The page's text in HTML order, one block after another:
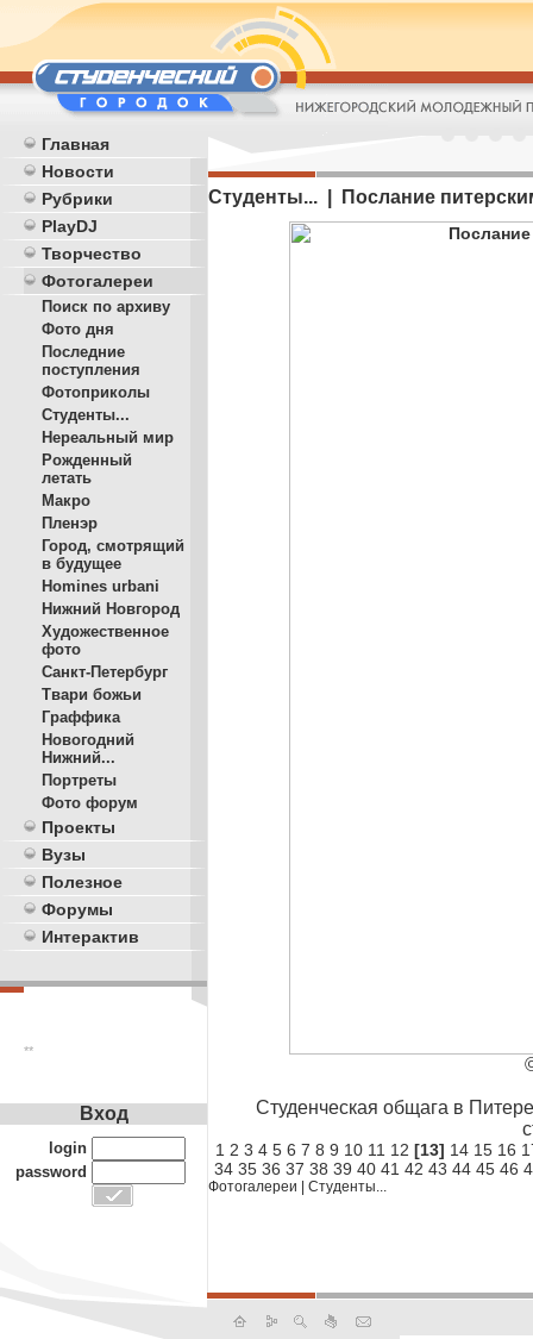
Главная
Новости
Рубрики
PlayDJ
Творчество
Фотогалереи
Поиск по архиву
Фото дня
Последние
поступления
Фотоприколы
Студенты...
Нереальный мир
Рожденный
летать
Макро
Пленэр
Город, смотрящий
в будущее
Homines urbani
Нижний Новгород
Художественное
фото
Санкт-Петербург
Твари божьи
Граффика
Новогодний
Нижний...
Портреты
Фото форум
Проекты
Вузы
Полезное
Форумы
Интерактив
**
Студенты... | Послание
Студенческая общага в
1 2 3 4 5 6 7 8 9 10 11 12 [13] 14 15 16
34 35 36 37 38 39 40 41 42 43 44 45 46
Фотогалереи Студенты...
Вход
login
password